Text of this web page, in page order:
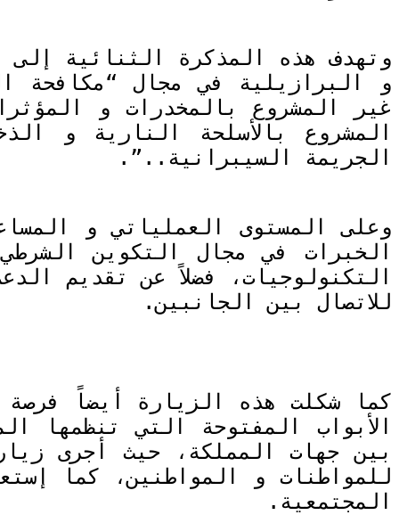
وتهدف هذه المذكرة الثنائية إلى
و البرازيلية في مجال “مكافحة
غير المشروع بالمخدرات و
المشروع بالأسلحة النارية و
الجريمة السيبرانية..”.
وعلى المستوى العملياتي و
الخبرات في مجال التكوين
التكنولوجيات، فضلاً عن تقديم
للاتصال بين الجانبين.
كما شكلت هذه الزيارة أيضاً فرصة
الأبواب المفتوحة التي تنظمها
بين جهات المملكة، حيث أجرى
للمواطنات و المواطنين، كما
المجتمعية.